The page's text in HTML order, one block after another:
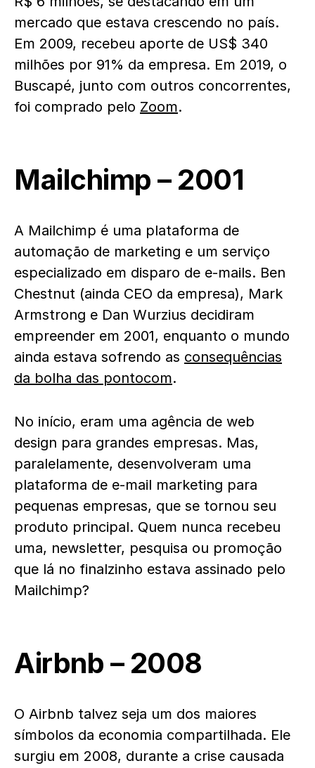
mercado que estava crescendo no país.
Em 2009, recebeu aporte de US$ 340
milhões por 91% da empresa. Em 2019, o
Buscapé, junto com outros concorrentes,
foi comprado pelo Zoom.
Mailchimp – 2001
A Mailchimp é uma plataforma de
automação de marketing e um serviço
especializado em disparo de e-mails. Ben
Chestnut (ainda CEO da empresa), Mark
Armstrong e Dan Wurzius decidiram
empreender em 2001, enquanto o mundo
ainda estava sofrendo as consequências
da bolha das pontocom.
No início, eram uma agência de web
design para grandes empresas. Mas,
paralelamente, desenvolveram uma
plataforma de e-mail marketing para
pequenas empresas, que se tornou seu
produto principal. Quem nunca recebeu
uma, newsletter, pesquisa ou promoção
que lá no finalzinho estava assinado pelo
Mailchimp?
Airbnb – 2008
O Airbnb talvez seja um dos maiores
símbolos da economia compartilhada. Ele
surgiu em 2008, durante a crise causada